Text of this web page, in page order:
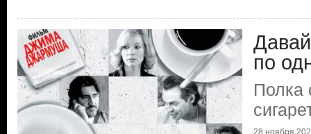
по
Полка
28 ноября